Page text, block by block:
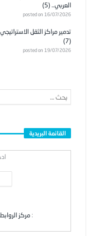
العربي.. (5)
posted on 16/07/2026
تدمير مراكز الثقل
(7)
posted on 19/07/2026
القائمة البريدية
:مركز